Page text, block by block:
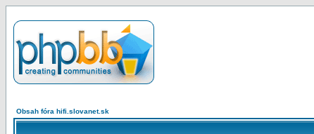
Obsah fóra hifi.slovanet.sk